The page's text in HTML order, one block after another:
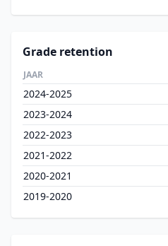
Grade retention
JAAR
2024-2025
2023-2024
2022-2023
2021-2022
2020-2021
2019-2020